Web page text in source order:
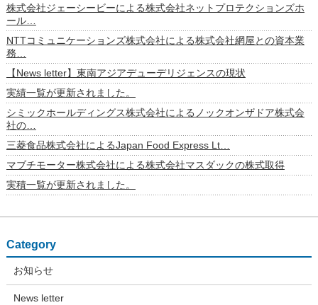
株式会社ジェーシービーによる株式会社ネットプロテクションズホ
ール…
NTTコミュニケーションズ株式会社による株式会社網屋との資本業
務…
【News letter】東南アジアデューデリジェンスの現状
実績一覧が更新されました。
シミックホールディングス株式会社によるノックオンザドア株式会
社の…
三菱食品株式会社によるJapan Food Express Lt…
マブチモーター株式会社による株式会社マスダックの株式取得
実積一覧が更新されました。
Category
お知らせ
News letter